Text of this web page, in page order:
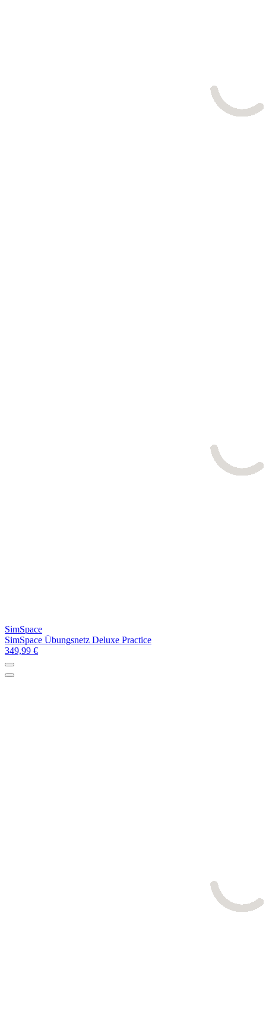
SimSpace
SimSpace Übungsnetz Deluxe Practice
349,99 €